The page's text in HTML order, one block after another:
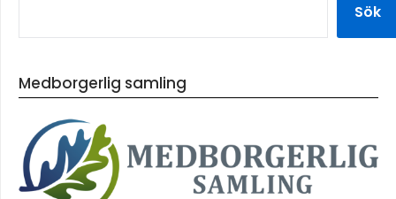
Sök
Medborgerlig samling